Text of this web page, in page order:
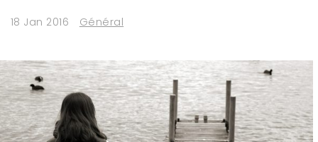
18 Jan 2016 Général